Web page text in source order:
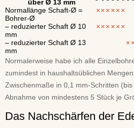
über Ø 13 mm
Normallänge Schaft-Ø =
Bohrer-Ø
×× × × × ×
– reduzierter Schaft Ø 10
mm
×× × × × ×
– reduzierter Schaft Ø 13
mm
× ×
Normalerweise habe ich alle
zumindest in haushaltsüblichen
Zwischenmaße in 0,1 mm-Schritten
Abnahme von mindestens 5 Stück je
Das Nachschärfen der